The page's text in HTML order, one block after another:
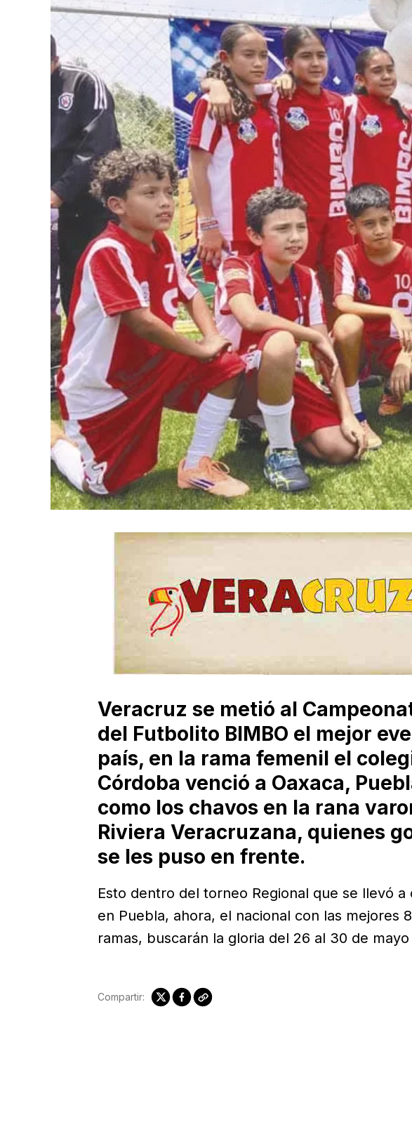
Veracruz se metió al
del Futbolito BIMBO el mejor
país, en la rama femenil el
Córdoba venció a Oaxaca,
como los chavos en la rana
Riviera Veracruzana, quienes
se les puso en frente.
Esto dentro del torneo Regional que se llevó a
en Puebla, ahora, el nacional con las mejores
ramas, buscarán la gloria del 26 al 30 de
Compartir: